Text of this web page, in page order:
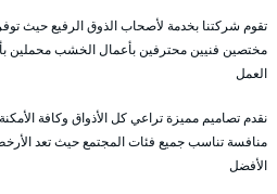
تقوم شركتنا بخدمة لأصحاب الذوق الرفيع حيث
مختصين فنيين محترفين بأعمال الخشب محملين
العمل
نقدم تصاميم مميزة تراعي كل الأذواق وكافة
منافسة تناسب جميع فئات المجتمع حيث تعد
الأفضل